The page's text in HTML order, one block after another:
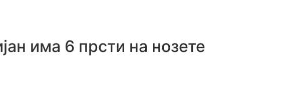
има 6 прсти на нозете